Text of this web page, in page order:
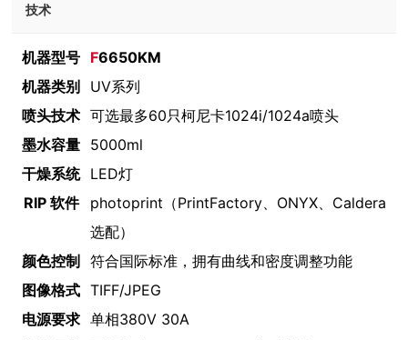
技术
机器型号 F6650KM
机器类别
UV系列
喷头技术 可选最多60只柯尼卡1024i/1024a喷头
墨水容量 5000ml
干燥系统 LED灯
RIP 软件
photoprint（PrintFactory、ONYX、Caldera
选配）
颜色控制
符合国际标准，拥有曲线和密度调整功能
图像格式 TIFF/JPEG
电源要求 单相380V 30A